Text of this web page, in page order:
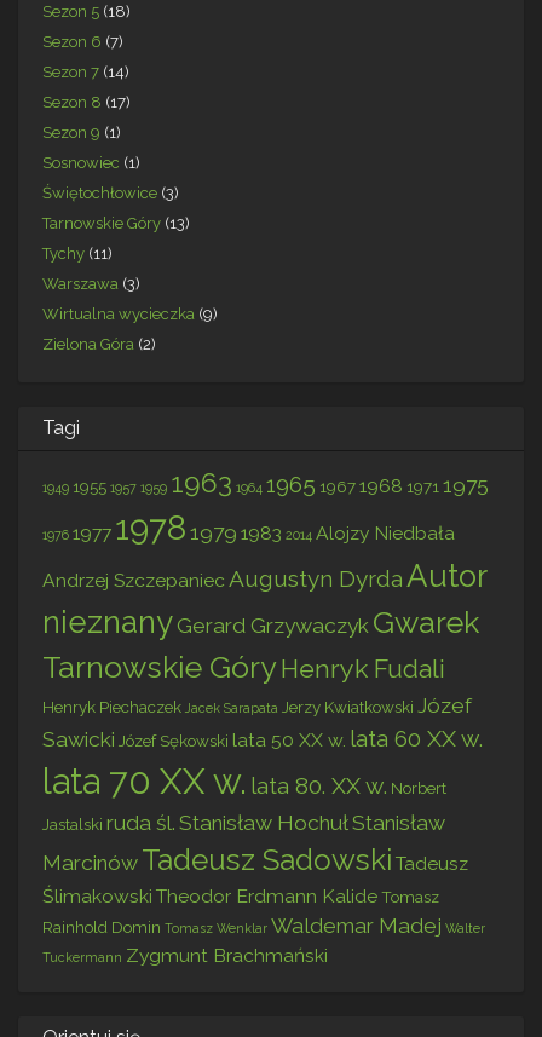
Sezon 5 (18)
Sezon 6 (7)
Sezon 7 (14)
Sezon 8 (17)
Sezon 9 (1)
Sosnowiec (1)
Świętochłowice (3)
Tarnowskie Góry (13)
Tychy (11)
Warszawa (3)
Wirtualna wycieczka (9)
Zielona Góra (2)
Tagi
1949 1955 1957 1959 1963 1964 1965 19671968 1971 1975
1976 1977 1978 1979 1983 2014 Alojzy Niedbała
Andrzej Szczepaniec Augustyn Dyrda Autor
nieznany Gerard Grzywaczyk Gwarek
Tarnowskie GóryHenryk Fudali
Henryk Piechaczek Jacek Sarapata Jerzy Kwiatkowski Józef
Sawicki Józef Sękowski lata 50 XX w. lata 60 XX w.
lata 70 XX w. lata 80. XX w. Norbert
Jastalski ruda śl. Stanisław HochułStanisław
Marcinów Tadeusz Sadowski Tadeusz
Ślimakowski Theodor Erdmann KalideTomasz
Rainhold Domin Tomasz Wenklar Waldemar Madej Walter
Tuckermann Zygmunt Brachmański